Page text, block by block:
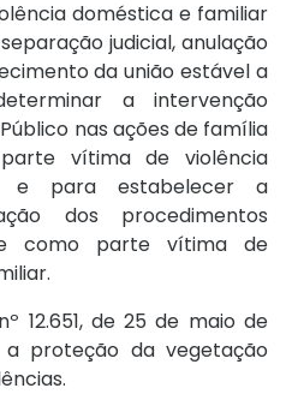
doméstica e familiar
judicial, anulação
da união estável a
a intervenção
nas ações de família
vítima de violência
e para estabelecer a
dos procedimentos
como parte vítima de
12.651, de 25 de maio de
a proteção da vegetação